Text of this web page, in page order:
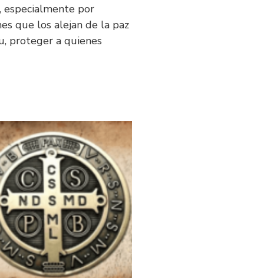
, especialmente por
que los alejan de la paz
proteger a quienes